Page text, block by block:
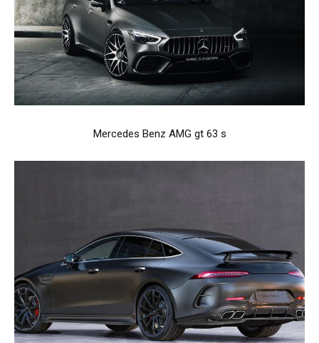
Mercedes Benz AMG gt 63 s